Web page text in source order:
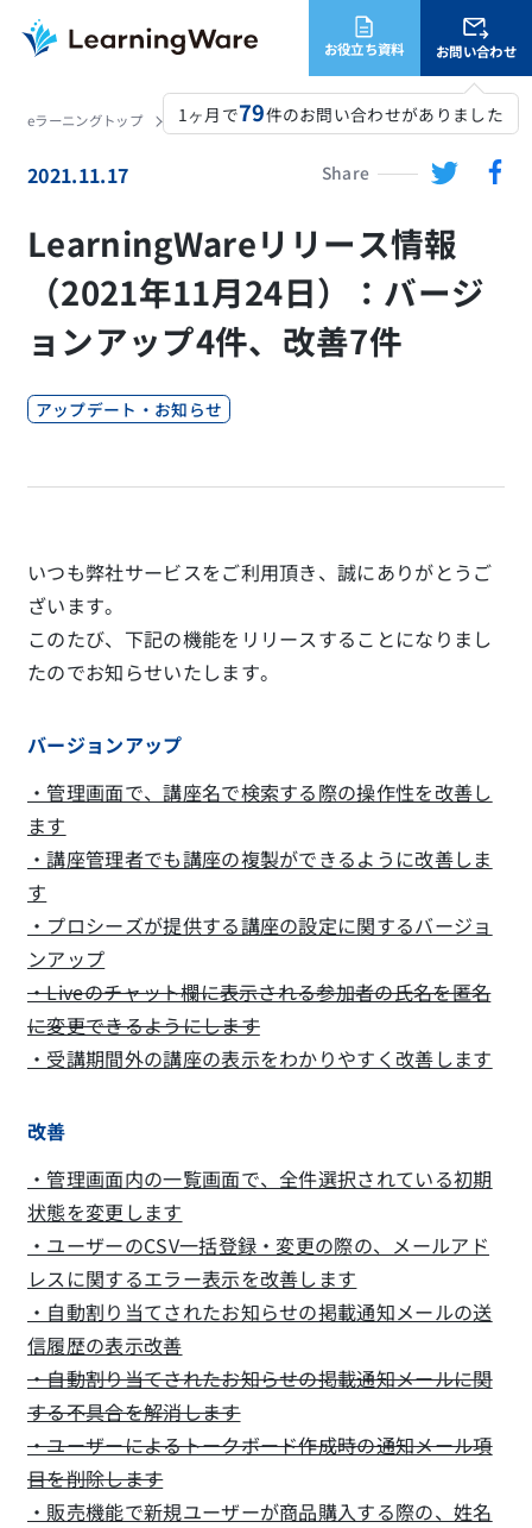
お役立ち資料 お問い合わせ
1ヶ月で79件のお問い合わせがありました
eラーニングトップ LearningWare ニュース LearningWareリリース情報（2021年11月24日）：バージョンアップ4件、改善7件
Share
2021.11.17
LearningWareリリース情報
（2021年11月24日）：バージ
ョンアップ4件、改善7件
アップデート・お知らせ
いつも弊社サービスをご利用頂き、誠にありがとうご
ざいます。
このたび、下記の機能をリリースすることになりまし
たのでお知らせいたします。
バージョンアップ
・管理画面で、講座名で検索する際の操作性を改善し
ます
・講座管理者でも講座の複製ができるように改善しま
す
・プロシーズが提供する講座の設定に関するバージョ
ンアップ
・Liveのチャット欄に表示される参加者の氏名を匿名
に変更できるようにします
・受講期間外の講座の表示をわかりやすく改善します
改善
・管理画面内の一覧画面で、全件選択されている初期
状態を変更します
・ユーザーのCSV一括登録・変更の際の、メールアド
レスに関するエラー表示を改善します
・自動割り当てされたお知らせの掲載通知メールの送
信履歴の表示改善
・自動割り当てされたお知らせの掲載通知メールに関
する不具合を解消します
・ユーザーによるトークボード作成時の通知メール項
目を削除します
・販売機能で新規ユーザーが商品購入する際の、姓名